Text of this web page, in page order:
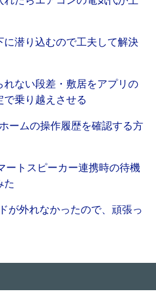
に潜り込むので工夫して解決
れない段差・敷居をアプリの
で乗り越えさせる
ームの操作履歴を確認する方
ートスピーカー連携時の待機
た
が外れなかったので、頑張っ